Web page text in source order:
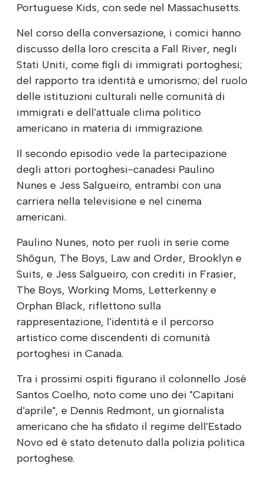
Portuguese Kids, con sede nel Massachusetts.
Nel corso della conversazione, i comici hanno
discusso della loro crescita a Fall River, negli
Stati Uniti, come figli di immigrati portoghesi;
del rapporto tra identità e umorismo; del ruolo
delle istituzioni culturali nelle comunità di
immigrati e dell'attuale clima politico
americano in materia di immigrazione.
Il secondo episodio vede la partecipazione
degli attori portoghesi-canadesi Paulino
Nunes e Jess Salgueiro, entrambi con una
carriera nella televisione e nel cinema
americani.
Paulino Nunes, noto per ruoli in serie come
Shōgun, The Boys, Law and Order, Brooklyn e
Suits, e Jess Salgueiro, con crediti in Frasier,
The Boys, Working Moms, Letterkenny e
Orphan Black, riflettono sulla
rappresentazione, l'identità e il percorso
artistico come discendenti di comunità
portoghesi in Canada.
Tra i prossimi ospiti figurano il colonnello José
Santos Coelho, noto come uno dei "Capitani
d'aprile", e Dennis Redmont, un giornalista
americano che ha sfidato il regime dell'Estado
Novo ed è stato detenuto dalla polizia politica
portoghese.